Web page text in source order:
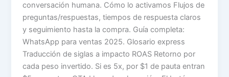
conversación humana. Cómo lo activamos Flujos de
preguntas/respuestas, tiempos de respuesta claros
y seguimiento hasta la compra. Guía completa:
WhatsApp para ventas 2025. Glosario express
Traducción de siglas a impacto ROAS Retorno por
cada peso invertido. Si es 5x, por $1 de pauta entran